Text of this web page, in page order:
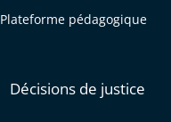
Plateforme pédagogique
Décisions de justice